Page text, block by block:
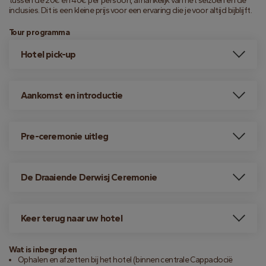
inclusies. Dit is een kleine prijs voor een ervaring die je voor altijd bijblijft.
Tour programma
Hotel pick-up
Aankomst en introductie
Pre-ceremonie uitleg
De Draaiende Derwisj Ceremonie
Keer terug naar uw hotel
Wat is inbegrepen
Ophalen en afzetten bij het hotel (binnen centrale Cappadocië